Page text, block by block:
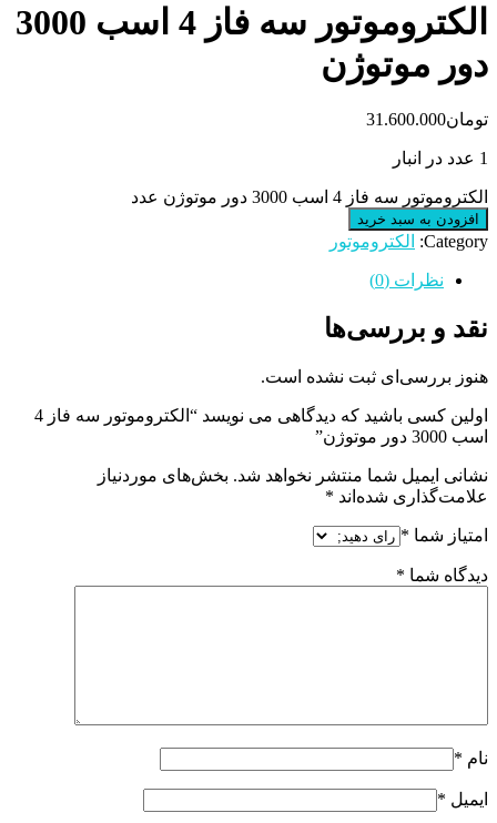
الکتروموتور سه فاز 4 اسب 3000
دور موتوژن
تومان31.600.000
1 عدد در انبار
الکتروموتور سه فاز 4 اسب 3000 دور موتوژن عدد
افزودن به سبد خرید
Category: الکتروموتور
نظرات (0)
نقد و بررسی‌ها
هنوز بررسی‌ای ثبت نشده است.
اولین کسی باشید که دیدگاهی می نویسد “الکتروموتور سه فاز 4
اسب 3000 دور موتوژن”
نشانی ایمیل شما منتشر نخواهد شد. بخش‌های موردنیاز
علامت‌گذاری شده‌اند *
امتیاز شما *
دیدگاه شما *
نام *
ایمیل *